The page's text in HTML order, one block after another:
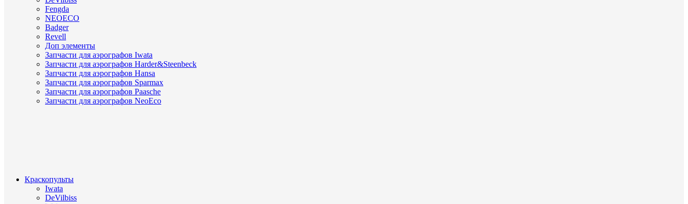
Fengda
NEOECO
Badger
Revell
Доп элементы
Запчасти для аэрографов Iwata
Запчасти для аэрографов Harder&Steenbeck
Запчасти для аэрографов Hansa
Запчасти для аэрографов Sparmax
Запчасти для аэрографов Paasche
Запчасти для аэрографов NeoEco
Краскопульты
Iwata
DeVilbiss